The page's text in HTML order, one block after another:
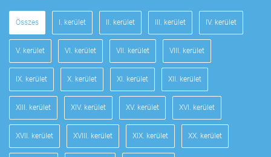
Összes I. kerület II. kerület III. kerület IV. kerület
V. kerület VI. kerület VII. kerület VIII. kerület
IX. kerület X. kerület XI. kerület XII. kerület
XIII. kerület XIV. kerület XV. kerület XVI. kerület
XVII. kerület XVIII. kerület XIX. kerület XX. kerület